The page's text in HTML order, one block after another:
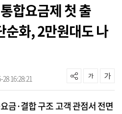
합요금제 첫 출
화, 2만원대도 나
28 16:28:21
금·결합 구조 고객 관점서 전면